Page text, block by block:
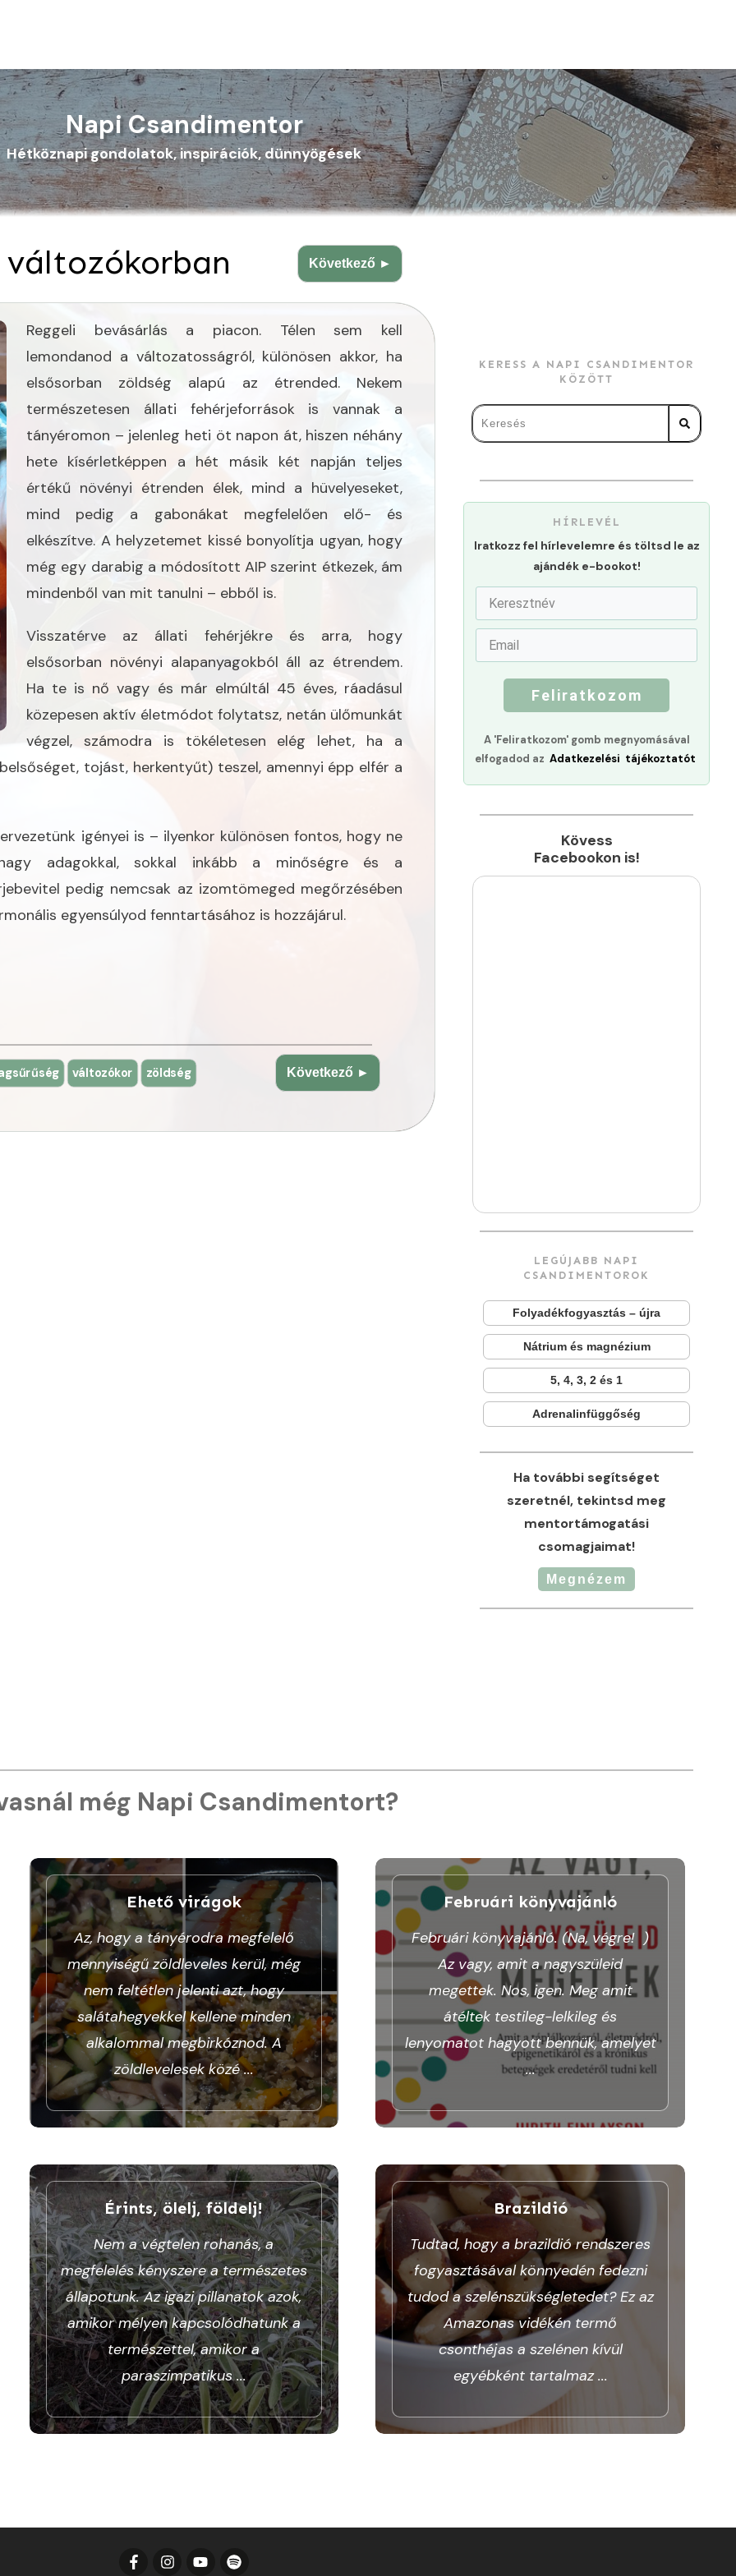
Napi Csandimentor
Hétköznapi gondolatok, inspirációk, dünnyögések
Következő ►
Reggeli bevásárlás a piacon. Télen sem kell
lemondanod a változatosságról, különösen akkor, ha
elsősorban zöldség alapú az étrended. Nekem
természetesen állati fehérjeforrások is vannak a
tányéromon – jelenleg heti öt napon át, hiszen néhány
hete kísérletképpen a hét másik két napján teljes
értékű növényi étrenden élek, mind a hüvelyeseket,
mind pedig a gabonákat megfelelően elő- és
elkészítve. A helyzetemet kissé bonyolítja ugyan, hogy
még egy darabig a módosított AIP szerint étkezek, ám
mindenből van mit tanulni – ebből is.
Visszatérve az állati fehérjékre és arra, hogy
elsősorban növényi alapanyagokból áll az étrendem.
Ha te is nő vagy és már elmúltál 45 éves, ráadásul
közepesen aktív életmódot folytatsz, netán ülőmunkát
végzel, számodra is tökéletesen elég lehet, ha a
tojást, herkentyűt) teszel, amennyi épp elfér a
igényei is – ilyenkor különösen fontos, hogy ne
adagokkal, sokkal inkább a minőségre és a
pedig nemcsak az izomtömeged megőrzésében
egyensúlyod fenntartásához is hozzájárul.
Következő ►
változókor zöldség
KERESS A NAPI CSANDIMENTOR
KÖZÖTT
HÍRLEVÉL
Iratkozz fel hírlevelemre és töltsd le az
ajándék e-bookot!
Feliratkozom
A 'Feliratkozom' gomb megnyomásával
elfogadod az Adatkezelési tájékoztatót
Kövess
Facebookon is!
LEGÚJABB NAPI
CSANDIMENTOROK
Folyadékfogyasztás – újra
Nátrium és magnézium
5, 4, 3, 2 és 1
Adrenalinfüggőség
Ha további segítséget
szeretnél, tekintsd meg
mentortámogatási
csomagjaimat!
Megnézem
még Napi Csandimentort?
Ehető virágok
Az, hogy a tányérodra megfelelő
mennyiségű zöldleveles kerül, még
nem feltétlen jelenti azt, hogy
salátahegyekkel kellene minden
alkalommal megbirkóznod. A
zöldlevelesek közé...
Februári könyvajánló
Februári könyvajánló. (Na, végre! )
Az vagy, amit a nagyszüleid
megettek. Nos, igen. Meg amit
átéltek testileg-lelkileg és
lenyomatot hagyott bennük, amelyet
...
Érints, ölelj, földelj!
Nem a végtelen rohanás, a
megfelelés kényszere a természetes
állapotunk. Az igazi pillanatok azok,
amikor mélyen kapcsolódhatunk a
természettel, amikor a
paraszimpatikus...
Brazildió
Tudtad, hogy a brazildió rendszeres
fogyasztásával könnyedén fedezni
tudod a szelénszükségletedet? Ez az
Amazonas vidékén termő
csonthéjas a szelénen kívül
egyébként tartalmaz...